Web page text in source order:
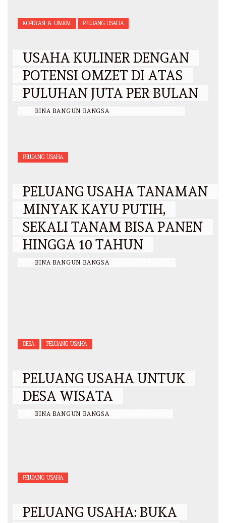
KOPERASI & UMKM PELUANG USAHA
USAHA KULINER DENGAN
POTENSI OMZET DI ATAS
PULUHAN JUTA PER BULAN
BINA BANGUN BANGSA
PELUANG USAHA
PELUANG USAHA TANAMAN
MINYAK KAYU PUTIH,
SEKALI TANAM BISA PANEN
HINGGA 10 TAHUN
BINA BANGUN BANGSA
DESA PELUANG USAHA
PELUANG USAHA UNTUK
DESA WISATA
BINA BANGUN BANGSA
PELUANG USAHA
PELUANG USAHA: BUKA